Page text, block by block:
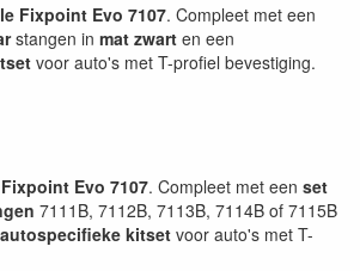
Fixpoint Evo 7107. Compleet met een
stangen in mat zwart en een
voor auto's met T-profiel bevestiging.
Evo 7107. Compleet met een set
7111B, 7112B, 7113B, 7114B of 7115B
autospecifieke kitset voor auto's met T-